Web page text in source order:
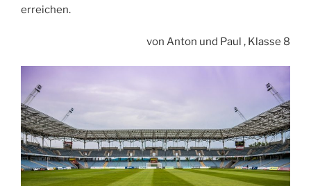
erreichen.
von Anton und Paul , Klasse 8